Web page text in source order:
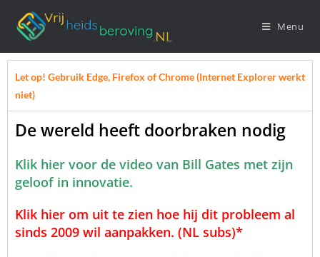
Menu
Let op! Gebruik Edge, Firefox of Chrome (Internet Explorer werkt
niet)
De wereld heeft doorbraken nodig
Klik hier voor de video van Bill Gates met zijn
geloof in innovatie.
Klik hier om uit te zien hoe hij dit probleem al
sinds 2009 wil aanpakken. (NL subs)*